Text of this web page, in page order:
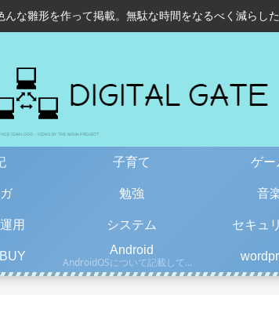
な雛形を作って掲載。無駄な時間をなるべく減らし
子育て ゲー
勉強 音
用 システム セキュ
Android
AndroidOSについて記載しています。古い情報もあるので、更新日を確認して下さい。